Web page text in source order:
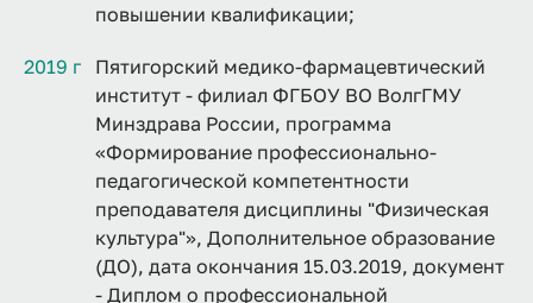
повышении квалификации;
2019 г
Пятигорский медико-фармацевтический
институт - филиал ФГБОУ ВО ВолгГМУ
Минздрава России, программа
«Формирование профессионально-
педагогической компетентности
преподавателя дисциплины "Физическая
культура"», Дополнительное образование
(ДО), дата окончания 15.03.2019, документ
- Диплом о профессиональной